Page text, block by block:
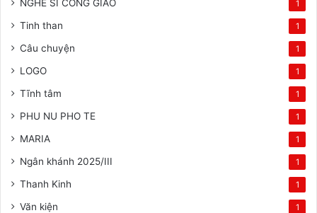
NGHE SI CONG GIAO 1
Tinh than 1
Câu chuyện 1
LOGO 1
Tĩnh tâm 1
PHU NU PHO TE 1
MARIA 1
Ngân khánh 2025/III 1
Thanh Kinh 1
Văn kiện 1